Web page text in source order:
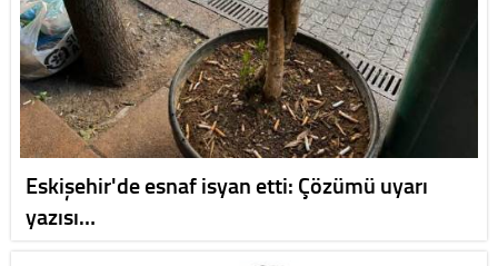
Eskişehir'de esnaf isyan etti: Çözümü uyarı
yazısı…